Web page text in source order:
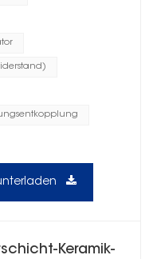
Keramik-